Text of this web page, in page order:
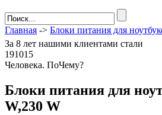
Главная -> Блоки питания для
За 8 лет нашими клиентами стали
191015
Человека. ПоЧему?
Блоки питания для
W,230 W